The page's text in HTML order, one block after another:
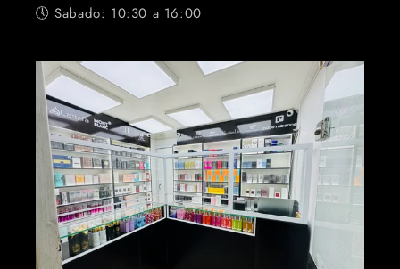
🕔 Sabado: 10:30 a 16:00